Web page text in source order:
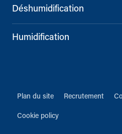
Déshumidification
Humidification
Plan du site Recrutement
Cookie policy